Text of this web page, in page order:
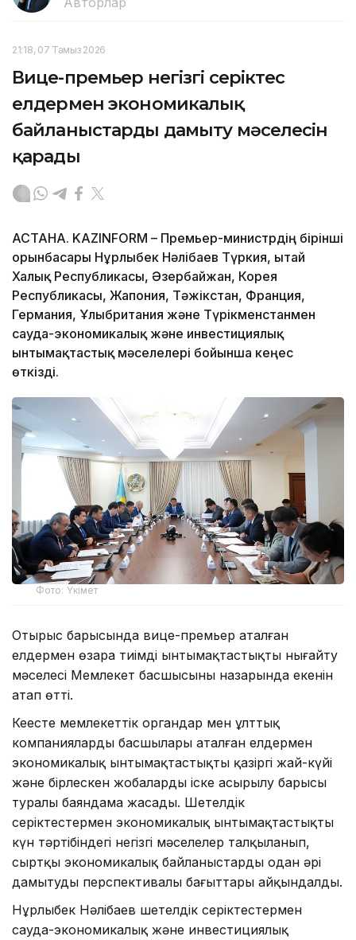
21:18, 07 Тамыз 2026
Вице-премьер негізгі серіктес
елдермен экономикалық
байланыстарды дамыту мәселесін
қарады
АСТАНА. KAZINFORM – Премьер-министрдің бірінші
орынбасары Нұрлыбек Нәлібаев Түркия, Қытай
Халық Республикасы, Әзербайжан, Корея
Республикасы, Жапония, Тәжікстан, Франция,
Германия, Ұлыбритания және Түрікменстанмен
сауда-экономикалық және инвестициялық
ынтымақтастық мәселелері бойынша кеңес
өткізді.
Фото: Үкімет
Отырыс барысында вице-премьер аталған
елдермен өзара тиімді ынтымақтастықты нығайту
мәселесі Мемлекет басшысының назарында екенін
атап өтті.
Кеңесте мемлекеттік органдар мен ұлттық
компаниялардың басшылары аталған елдермен
экономикалық ынтымақтастықтың қазіргі жай-күйі
және бірлескен жобалардың іске асырылу барысы
туралы баяндама жасады. Шетелдік
серіктестермен экономикалық ынтымақтастықтың
күн тәртібіндегі негізгі мәселелер талқыланып,
сыртқы экономикалық байланыстарды одан әрі
дамытудың перспективалы бағыттары айқындалды.
Нұрлыбек Нәлібаев шетелдік серіктестермен
сауда-экономикалық және инвестициялық